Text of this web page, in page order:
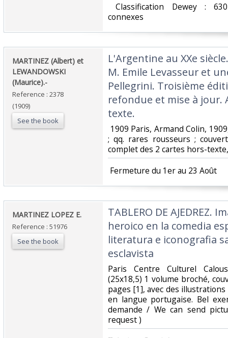
Classification Dewey :
connexes‎
‎MARTINEZ (Albert) et
LEWANDOWSKI
(Maurice).-‎
Reference : 2378
(1909)
See the book
‎L'Argentine au XXe
M. Emile Levasseur et
Pellegrini. Troisième
refondue et mise à jour.
texte.‎
1909 Paris, Armand Colin,
; qq. rares rousseurs ;
complet des 2 cartes hors-
‎ Fermeture du 1er au 23 Août‎
‎MARTINEZ LOPEZ E. ‎
Reference : 51976
See the book
‎TABLERO DE AJEDREZ.
heroico en la comedia
literatura e iconografia
esclavista ‎
‎Paris Centre Culturel
(25x18,5) 1 volume broché,
pages [1], avec des
en langue portugaise. Bel
demande / We can send
request ) ‎